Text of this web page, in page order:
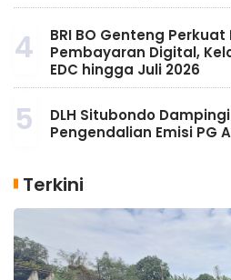
4
BRI BO Genteng
Pembayaran Digital,
EDC hingga Juli 2026
5
DLH Situbondo
Pengendalian Emisi PG
Terkini